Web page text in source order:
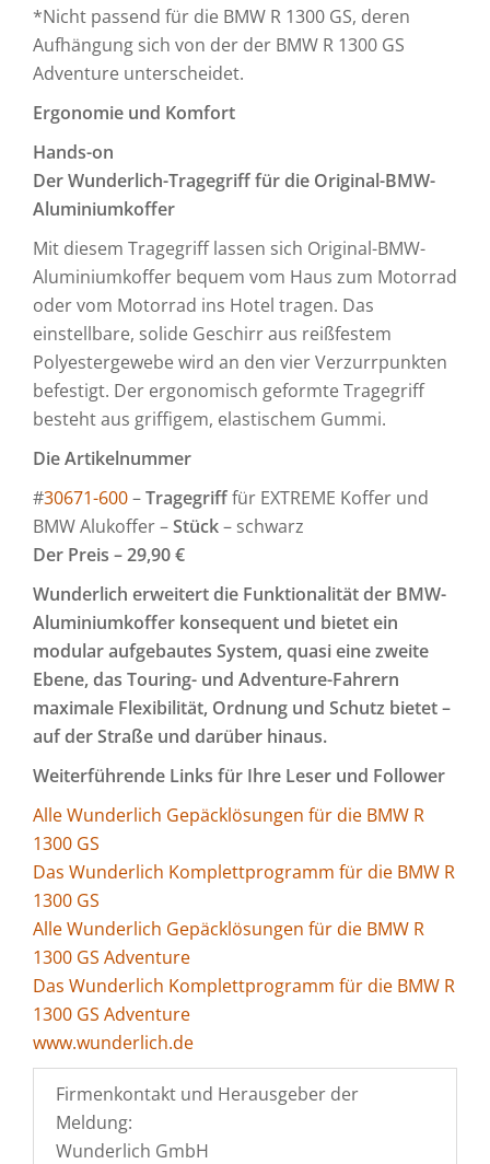
*Nicht passend für die BMW R 1300 GS, deren
Aufhängung sich von der der BMW R 1300 GS
Adventure unterscheidet.
Ergonomie und Komfort
Hands-on
Der Wunderlich-Tragegriff für die Original-BMW-
Aluminiumkoffer
Mit diesem Tragegriff lassen sich Original-BMW-
Aluminiumkoffer bequem vom Haus zum Motorrad
oder vom Motorrad ins Hotel tragen. Das
einstellbare, solide Geschirr aus reißfestem
Polyestergewebe wird an den vier Verzurrpunkten
befestigt. Der ergonomisch geformte Tragegriff
besteht aus griffigem, elastischem Gummi.
Die Artikelnummer
#30671-600–Tragegrifffür EXTREME Koffer und
BMW Alukoffer –Stück– schwarz
Der Preis – 29,90 €
Wunderlich erweitert die Funktionalität der BMW-
Aluminiumkoffer konsequent und bietet ein
modular aufgebautes System, quasi eine zweite
Ebene, das Touring- und Adventure-Fahrern
maximale Flexibilität, Ordnung und Schutz bietet –
auf der Straße und darüber hinaus.
Weiterführende Links für Ihre Leser und Follower
Alle Wunderlich Gepäcklösungen für die BMW R
1300 GS
Das Wunderlich Komplettprogramm für die BMW R
1300 GS
Alle Wunderlich Gepäcklösungen für die BMW R
1300 GS Adventure
Das Wunderlich Komplettprogramm für die BMW R
1300 GS Adventure
www.wunderlich.de
Firmenkontakt und Herausgeber der
Meldung:
Wunderlich GmbH